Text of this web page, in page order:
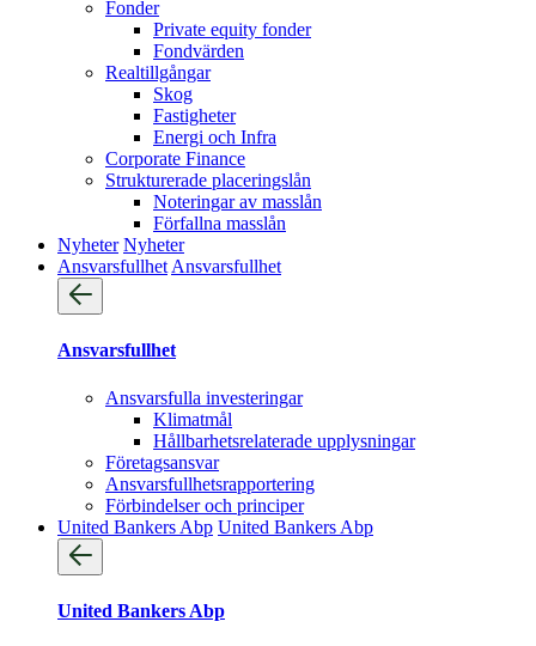
Fonder
Private equity fonder
Fondvärden
Realtillgångar
Skog
Fastigheter
Energi och Infra
Corporate Finance
Strukturerade placeringslån
Noteringar av masslån
Förfallna masslån
Nyheter Nyheter
Ansvarsfullhet Ansvarsfullhet
Ansvarsfullhet
Ansvarsfulla investeringar
Klimatmål
Hållbarhetsrelaterade upplysningar
Företagsansvar
Ansvarsfullhets­rapportering
Förbindelser och principer
United Bankers Abp United Bankers Abp
United Bankers Abp